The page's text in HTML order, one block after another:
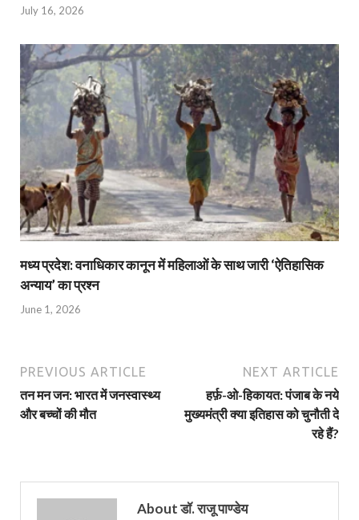
July 16, 2026
मध्य प्रदेश: वनाधिकार कानून में महिलाओं के साथ जारी ‘ऐतिहासिक
अन्याय’ का प्रश्न
June 1, 2026
PREVIOUS ARTICLE
तन मन जन: भारत में जनस्वास्थ्य
और बच्चों की मौत
NEXT ARTICLE
हर्फ़-ओ-हिकायत: पंजाब के नये
मुख्यमंत्री क्या इतिहास को चुनौती दे
रहे हैं?
About डॉ. राजू पाण्डेय